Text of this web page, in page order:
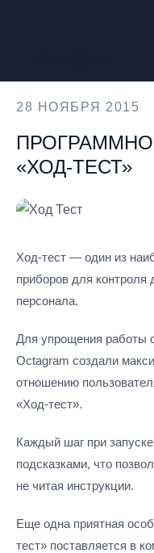
28 НОЯБРЯ 2015
«ХОД-ТЕСТ»
Ход-тест — один из
приборов для контроля
персонала.
Для упрощения работы
Octagram создали
отношению
«Ход-тест».
Каждый шаг при
подсказками, что
не читая инструкции.
Еще одна приятная
тест» поставляется в